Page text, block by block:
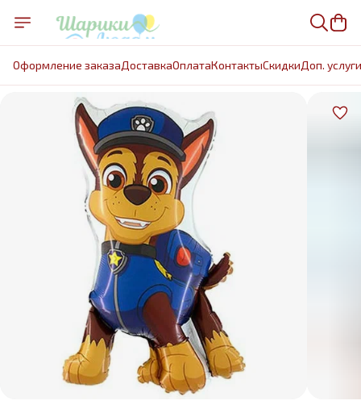
Оформление заказаДоставкаОплатаКонтактыCкидкиДоп. услуги